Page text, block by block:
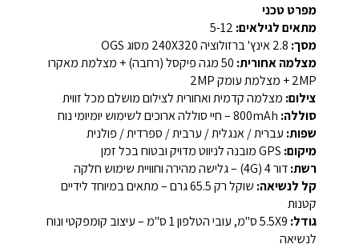
מפרט טכני
מתאים לגילאים:
מסך:
מצלמה אחורית:
50 מגה פיקסל (רחבה) + מצלמת מאקרו
2MP + מצלמת עומק 2MP
צילום: מצלמה קדמית ואחורית לצילום מושלם מכל זווית
סוללה:
שפות: עברית / אנגלית / ערבית / ספרדית / פולנית
מיקום:
רשת:דור 4 (4G) – גלישה מהירה וחוויית שימוש חלקה
קל לנשיאה:
שוקל רק 65.5 גרם – מתאים במיוחד לידיים
קטנות
גודל:
5.5X9 ס"מ, עובי הטלפון 1 ס"מ – עיצוב קומפקטי ונוח
לנשיאה